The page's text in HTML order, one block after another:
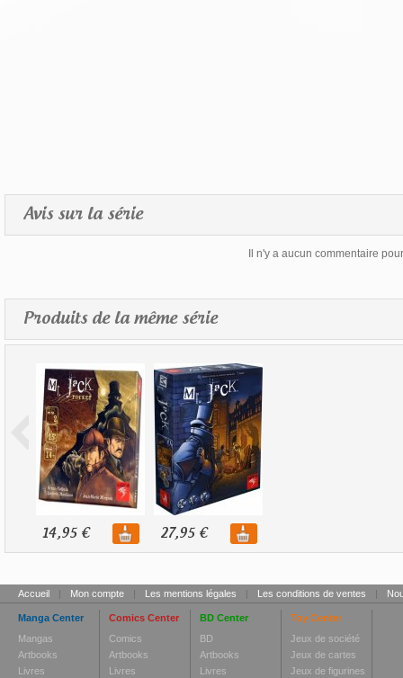
Avis sur la série
Il n'y a aucun commentaire
Produits de la même série
14,95 € 27,95 €
Accueil | Mon compte | Les mentions légales | Les conditions de ventes |
Manga Center
Mangas
Artbooks
Livres
Comics Center
Comics
Artbooks
Livres
BD Center
BD
Artbooks
Livres
Toy Center
Jeux de société
Jeux de cartes
Jeux de figurines